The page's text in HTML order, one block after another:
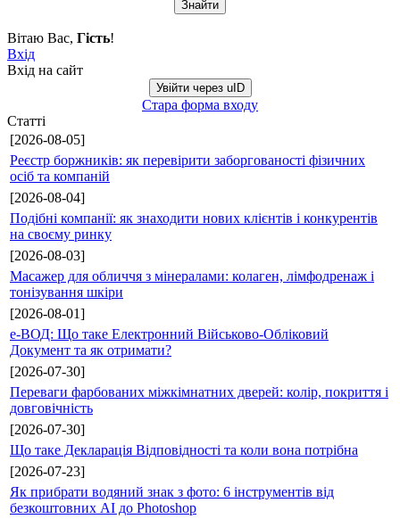
Вітаю Вас, Гість!
Вхід
Вхід на сайт
Увійти через uID
Стара форма входу
Статті
[2026-08-05]
Реєстр боржників: як перевірити заборгованості фізичних
осіб та компаній
[2026-08-04]
Подібні компанії: як знаходити нових клієнтів і конкурентів
на своєму ринку
[2026-08-03]
Масажер для обличчя з мінералами: колаген, лімфодренаж і
тонізування шкіри
[2026-08-01]
е-ВОД: Що таке Електронний Військово-Обліковий
Документ та як отримати?
[2026-07-30]
Переваги фарбованих міжкімнатних дверей: колір, покриття і
довговічність
[2026-07-30]
Що таке Декларація Відповідності та коли вона потрібна
[2026-07-23]
Як прибрати водяний знак з фото: 6 інструментів від
безкоштовних AI до Photoshop